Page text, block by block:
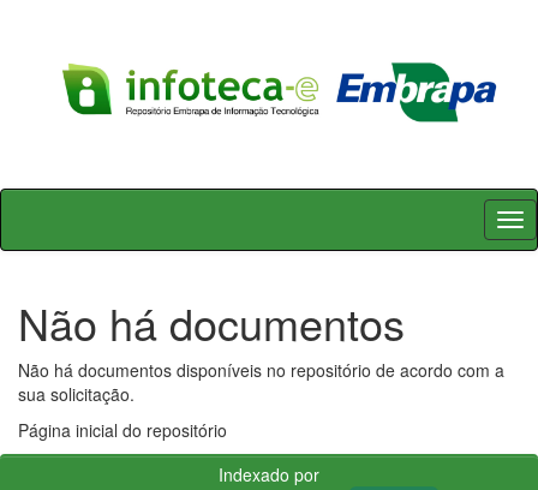
Skip
Não há documentos
Não há documentos disponíveis no repositório de acordo com a
sua solicitação.
Página inicial do repositório
Indexado por